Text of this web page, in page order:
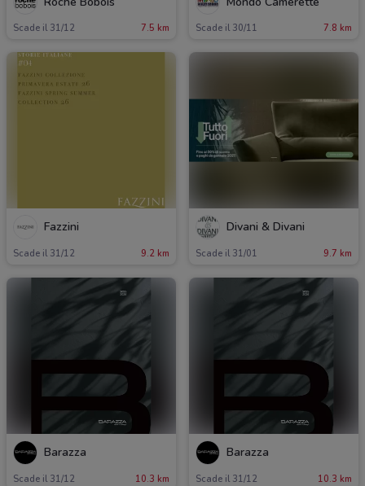
Scade il 31/12 7.5 km Scade il 30/11 7.8 km
Fazzini
Scade il 31/12 9.2 km
Divani & Divani
Scade il 31/01 9.7 km
Barazza
Scade il 31/12 10.3 km
Barazza
Scade il 31/12 10.3 km